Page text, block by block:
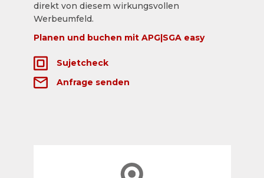
direkt von diesem wirkungsvollen
Werbeumfeld.
Planen und buchen mit APG|SGA easy
Sujetcheck
Anfrage senden